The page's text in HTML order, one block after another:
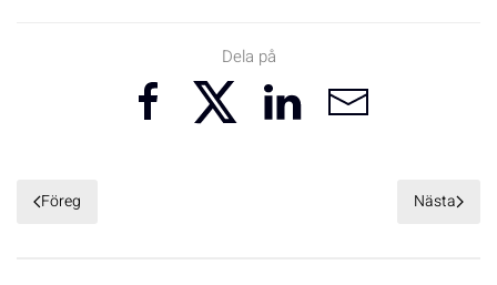
Dela på
Föreg Nästa